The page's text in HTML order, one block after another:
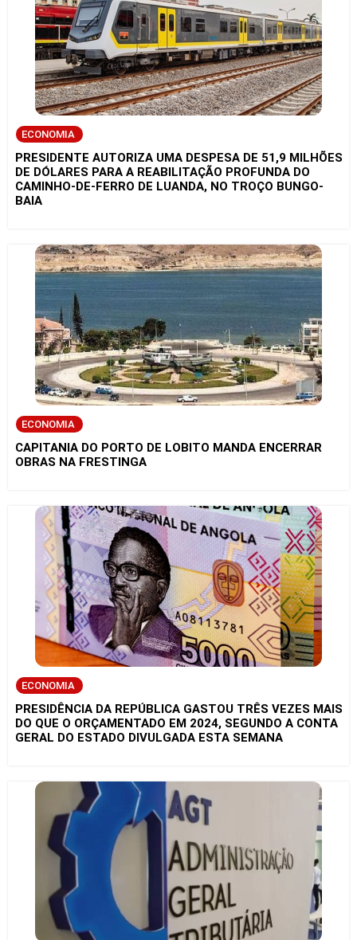
ECONOMIA
PRESIDENTE AUTORIZA UMA DESPESA DE 51,9 MILHÕES
DE DÓLARES PARA A REABILITAÇÃO PROFUNDA DO
CAMINHO-DE-FERRO DE LUANDA, NO TROÇO BUNGO-
BAIA
ECONOMIA
CAPITANIA DO PORTO DE LOBITO MANDA ENCERRAR
OBRAS NA FRESTINGA
ECONOMIA
PRESIDÊNCIA DA REPÚBLICA GASTOU TRÊS VEZES MAIS
DO QUE O ORÇAMENTADO EM 2024, SEGUNDO A CONTA
GERAL DO ESTADO DIVULGADA ESTA SEMANA